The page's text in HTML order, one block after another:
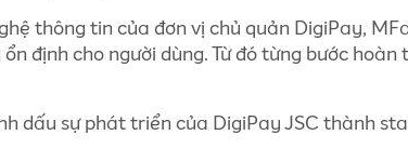
thông tin của đơn vị chủ quản DigiPay,
định cho người dùng. Từ đó từng bước hoàn
dấu sự phát triển của DigiPay JSC thành